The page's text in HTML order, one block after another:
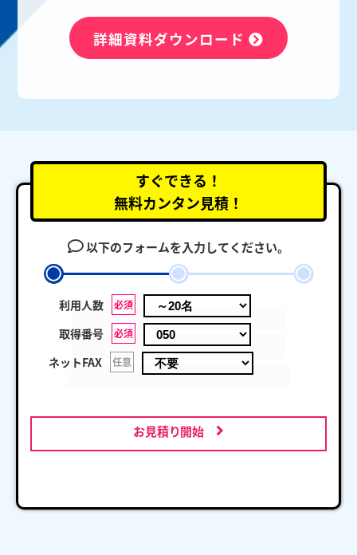
詳細資料ダウンロード
すぐできる！
無料カンタン見積！
以下のフォームを入力してください。
利用人数 必須
取得番号 必須
ネットFAX 任意
お見積り開始